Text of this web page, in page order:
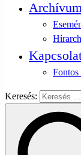
Fontos
Keresés: